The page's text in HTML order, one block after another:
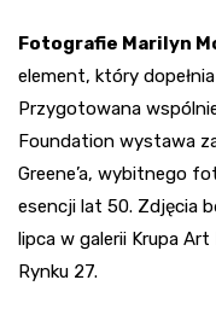
Fotografie Marilyn
element, który
Przygotowana
Foundation wystawa
Greene’a, wybitnego
esencji lat 50. Zdjęcia
lipca w galerii Krupa
Rynku 27.